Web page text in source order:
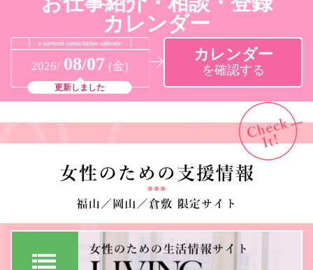
カレンダー
2026/ 08/07 (金)
更新しました
カレンダー
を確認する